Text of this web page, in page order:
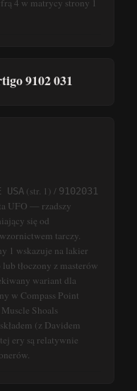
4 w matrycy strony 1
9102 031
(str. 1) / 9102031
UFO — rzadszy
się od
tarczy.
1 wskazuje na lakier
tłoczony z masterów
wariant dla
w Compass Point
Shoals
(z Davidem
ery są relatywnie